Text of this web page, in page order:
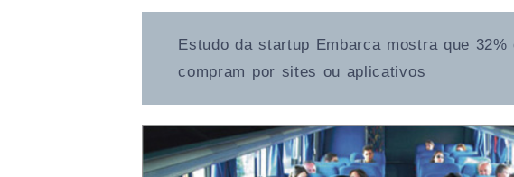
Estudo da startup Embarca mostra que
compram por sites ou aplicativos